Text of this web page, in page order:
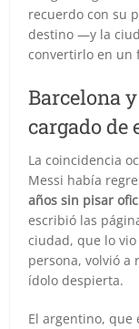
recuerdo con su
destino —y la
convertirlo en un
Barcelona
cargado de
La coincidencia
Messi había
años sin pisar
escribió las
ciudad, que lo
persona, volvió a
ídolo despierta.
El argentino, que